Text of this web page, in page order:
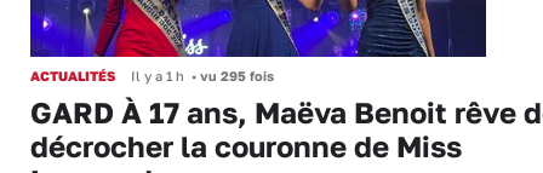
ACTUALITÉS Il y a 1 h • vu 295 fois
GARD À 17 ans, Maëva Benoit rêve
décrocher la couronne de Miss